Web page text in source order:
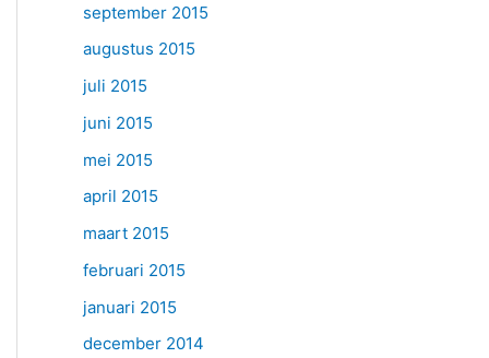
september 2015
augustus 2015
juli 2015
juni 2015
mei 2015
april 2015
maart 2015
februari 2015
januari 2015
december 2014